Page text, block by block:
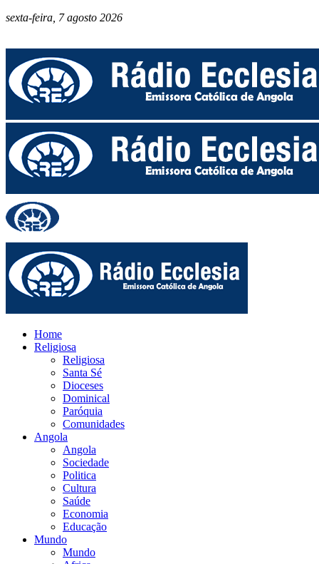
sexta-feira, 7 agosto 2026
Home
Religiosa
Religiosa
Santa Sé
Dioceses
Dominical
Paróquia
Comunidades
Angola
Angola
Sociedade
Politica
Cultura
Saúde
Economia
Educação
Mundo
Mundo